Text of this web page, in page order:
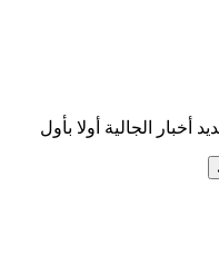
الجالية أولا بأول